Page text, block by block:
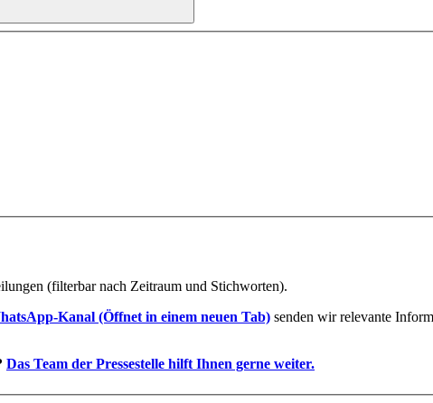
(filterbar nach Zeitraum und Stichworten).
Kanal (Öffnet in einem neuen Tab) senden wir relevante
Das Team der Pressestelle hilft Ihnen gerne weiter.